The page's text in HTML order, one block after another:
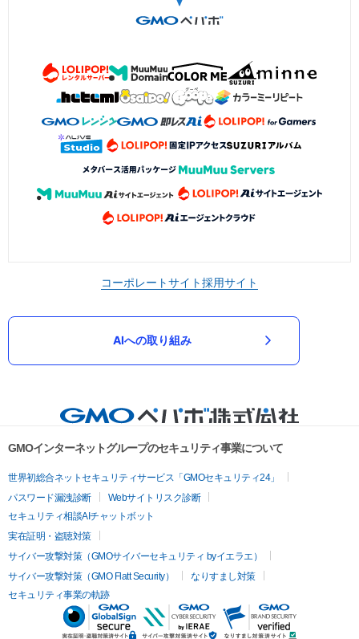
コーポレートサイト採用サイト
AIへの取り組み
GMOインターネットグループのセキュリティ事業について
世界初総合ネットセキュリティサービス「GMOセキュリティ24」
パスワード漏洩診断
Webサイトリスク診断
セキュリティ相談AIチャットボット
実在証明・盗聴対策
サイバー攻撃対策（GMOサイバーセキュリティ byイエラエ）
サイバー攻撃対策（GMO Flatt Security）
なりすまし対策
セキュリティ事業の軌跡